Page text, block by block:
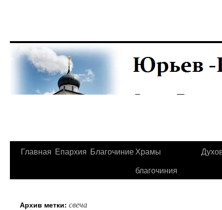
Перейти
Главная Епархия БлагочиниеХрамы
благочиния
Архив метки: свеча